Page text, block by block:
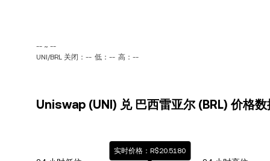
-- ~ --
UNI/BRL 关闭：-- 低：-- 高：--
Uniswap (UNI) 兑 巴西雷亚尔 (BRL) 价格数
实时价格：R$20.5180